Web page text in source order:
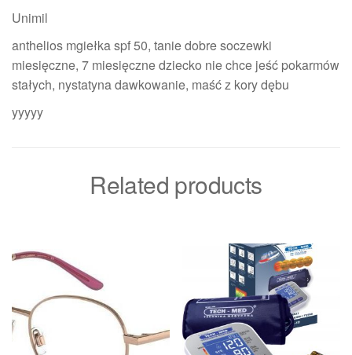
Unimil
anthelios mgiełka spf 50, tanie dobre soczewki
miesięczne, 7 miesięczne dziecko nie chce jeść pokarmów
stałych, nystatyna dawkowanie, maść z kory dębu
yyyyy
Related products